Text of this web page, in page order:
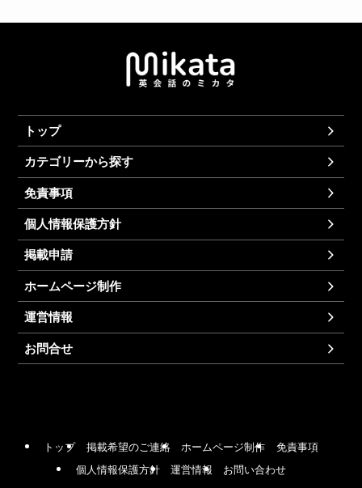
トップ
カテゴリーから探す
免責事項
個人情報保護方針
掲載申請
ホームページ制作
運営情報
お問合せ
トップ 掲載希望のご連絡 ホームページ制作
免責事項
個人情報保護方針
運営情報 お問い合わせ